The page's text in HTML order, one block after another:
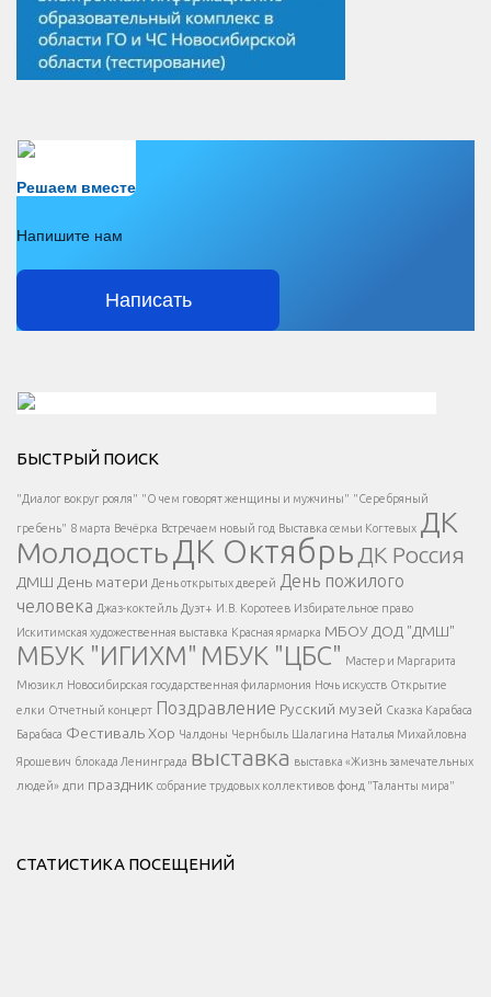
Решаем вместе
Напишите нам
Написать
Есть вопрос?
Напишите нам
</span >
Написать
</button >
</div >
</div > </div >
БЫСТРЫЙ ПОИСК
"Диалог вокруг рояля" "О чем говорят женщины и мужчины" "Серебряный
гребень" 8 марта Вечёрка Встречаем новый год Выставка семьи Когтевых ДК
МолодостьДК Октябрь ДК Россия
ДМШ День матери День открытых дверей День пожилого
человека Джаз-коктейль Дуэт+ И.В. Коротеев Избирательное право
Искитимская художественная выставка Красная ярмарка МБОУ ДОД "ДМШ"
МБУК "ИГИХМ" МБУК "ЦБС" Мастер и Маргарита
Мюзикл Новосибирская государственная филармония Ночь искусств Открытие
елки Отчетный концерт Поздравление Русский музей Сказка Карабаса
Барабаса Фестиваль Хор Чалдоны Чернбыль Шалагина Наталья Михайловна
Ярошевич блокада Ленинграда выставка выставка «Жизнь замечательных
людей» дпи праздник собрание трудовых коллективов фонд "Таланты мира"
СТАТИСТИКА ПОСЕЩЕНИЙ